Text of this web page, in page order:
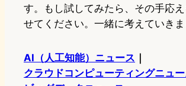
す。もし試してみたら、その手応
せてください。一緒に考えていきま
AI（人工知能）ニュース
クラウドコンピューティングニュ